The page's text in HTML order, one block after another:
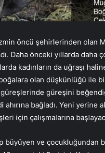
öncü şehirlerinden olan
Daha önceki yıllarda
kadınların da uğraşı
olan düşkünlüğü ile
güreşini
bağladı. Yeni yerine
için çalışmalarına
büyüyen ve çocukluğundan